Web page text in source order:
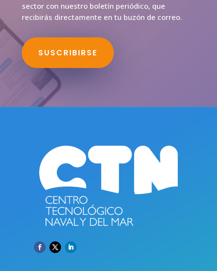
sector con nuestro boletín periódico, que
recibirás directamente en tu buzón de correo.
SUSCRIBIRSE